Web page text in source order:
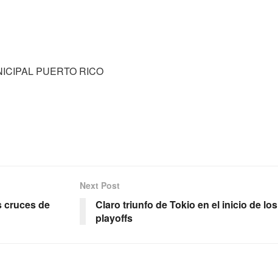
PUERTO RICO
cruces de
Next Post
Claro triunfo de Tokio en el inicio de los
playoffs